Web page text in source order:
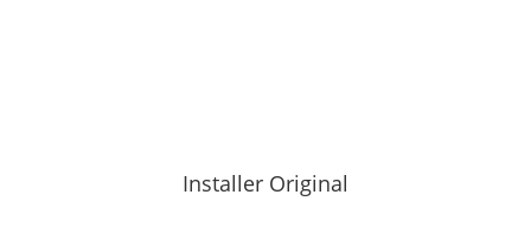
Installer Original